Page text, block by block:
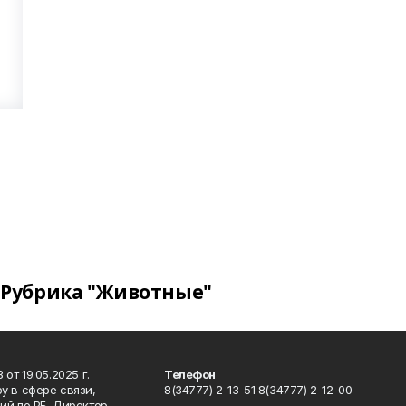
Рубрика "Животные"
19.05.2025 г.
в сфере связи,
Телефон
8(34777) 2-13-51 8(34777) 2-12-00